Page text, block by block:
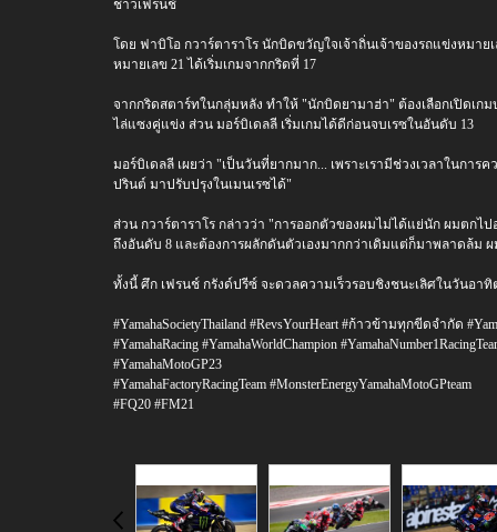
ชาวเฟรนช์
โดย ฟาบิโอ กวาร์ตาราโร นักบิดขวัญใจเจ้าถิ่นเจ้าของรถแข่งหมา
หมายเลข 21 ได้เริ่มเกมจากกริดที่ 17
จากกริดสตาร์ทในกลุ่มหลัง ทำให้ "นักบิดยามาฮ่า" ต้องเลือกเปิดเ
ไล่แซงคู่แข่ง ส่วน มอร์บิเดลลี เริ่มเกมได้ดีก่อนจบเรซในอันดับ 13
มอร์บิเดลลี เผยว่า "เป็นวันที่ยากมาก... เพราะเรามีช่วงเวลาในก
ปรินต์ มาปรับปรุงในเมนเรซได้"
ส่วน กวาร์ตาราโร กล่าวว่า "การออกตัวของผมไม่ได้แย่นัก ผมตก
ถึงอันดับ 8 และต้องการผลักดันตัวเองมากกว่าเดิมแต่ก็มาพลาดล้ม
ทั้งนี้ ศึก เฟรนช์ กรังด์ปรีซ์ จะดวลความเร็วรอบชิงชนะเลิศในวันอา
#YamahaSocietyThailand #RevsYourHeart #ก้าวข้ามทุกขีดจำกัด
#YamahaRacing #YamahaWorldChampion
#YamahaMotoGP23
#YamahaFactoryRacingTeam #MonsterEnergyYamahaMotoGPteam
#FQ20 #FM21